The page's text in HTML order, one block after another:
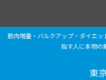
筋肉増量・バルクアップ・ダイエ
指す人に本物の
東